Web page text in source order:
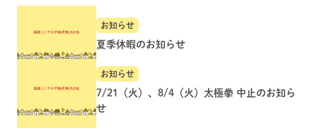
お知らせ
夏季休暇のお知らせ
お知らせ
7/21（火）、8/4（火）太極拳 中止のお知ら
せ